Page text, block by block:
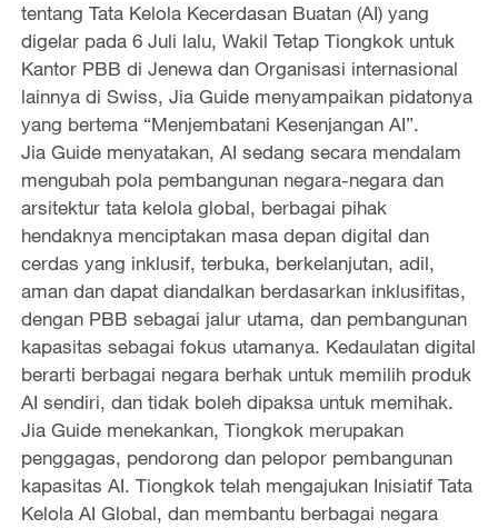
tentang Tata Kelola Kecerdasan Buatan (AI) yang
digelar pada 6 Juli lalu, Wakil Tetap Tiongkok untuk
Kantor PBB di Jenewa dan Organisasi internasional
lainnya di Swiss, Jia Guide menyampaikan pidatonya
yang bertema “Menjembatani Kesenjangan AI”.
Jia Guide menyatakan, AI sedang secara mendalam
mengubah pola pembangunan negara-negara dan
arsitektur tata kelola global, berbagai pihak
hendaknya menciptakan masa depan digital dan
cerdas yang inklusif, terbuka, berkelanjutan, adil,
aman dan dapat diandalkan berdasarkan inklusifitas,
dengan PBB sebagai jalur utama, dan pembangunan
kapasitas sebagai fokus utamanya. Kedaulatan digital
berarti berbagai negara berhak untuk memilih produk
AI sendiri, dan tidak boleh dipaksa untuk memihak.
Jia Guide menekankan, Tiongkok merupakan
penggagas, pendorong dan pelopor pembangunan
kapasitas AI. Tiongkok telah mengajukan Inisiatif Tata
Kelola AI Global, dan membantu berbagai negara